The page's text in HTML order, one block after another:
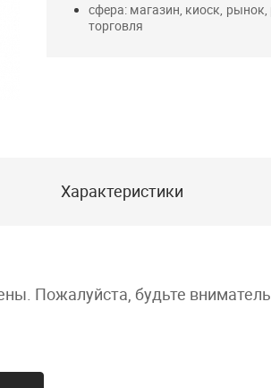
сфера: магазин, киоск, рынок,
торговля
Характеристики
Пожалуйста, будьте